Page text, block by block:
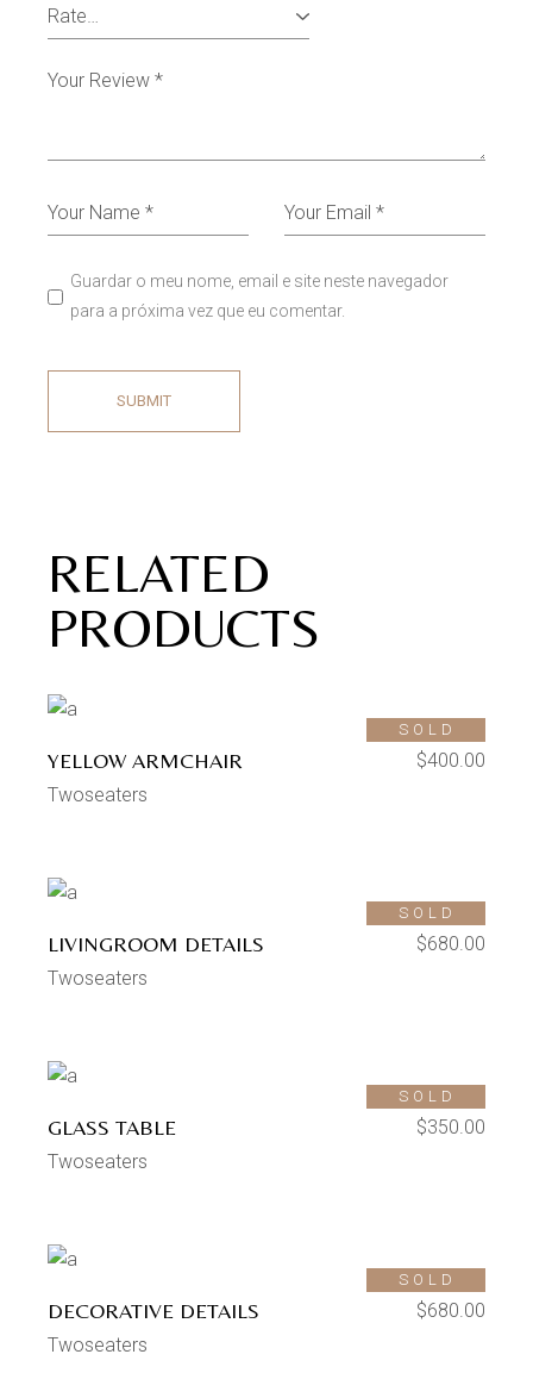
Guardar o meu nome, email e site neste navegador
para a próxima vez que eu comentar.
SUBMIT
RELATED
PRODUCTS
SOLD
YELLOW ARMCHAIR $400.00
Twoseaters
SOLD
LIVINGROOM DETAILS $680.00
Twoseaters
SOLD
GLASS TABLE $350.00
Twoseaters
SOLD
DECORATIVE DETAILS $680.00
Twoseaters